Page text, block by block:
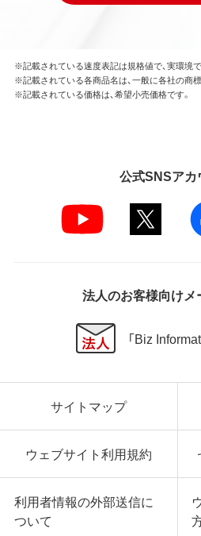
※記載されている速度表記は規格値で、実環境
※記載されている各商品名は、一般に各社の商
※記載されている価格は、希望小売価格です。
公式SNSアカ
法人のお客様向け
「Biz
サイトマップ
ウェブサイト利用規約
利用者情報の外部送信に
ついて